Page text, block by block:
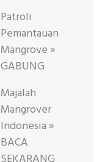
Patroli
Pemantauan
Mangrove »
GABUNG
Majalah
Mangrover
Indonesia »
BACA